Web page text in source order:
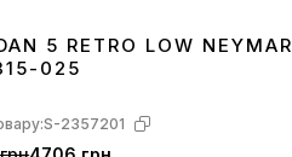
5 RETRO LOW NEYMAR
025
S-2357201